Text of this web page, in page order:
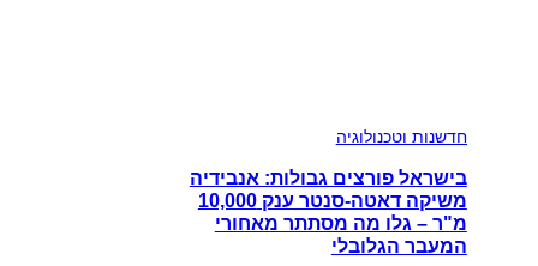
חדשנות וטכנולוגיה
בישראל פורצים גבולות: אנבידיה
משיקה דאטה-סנטר ענק 10,000
מ"ר – גלו מה מסתתר מאחורי
המעבר הגלובלי